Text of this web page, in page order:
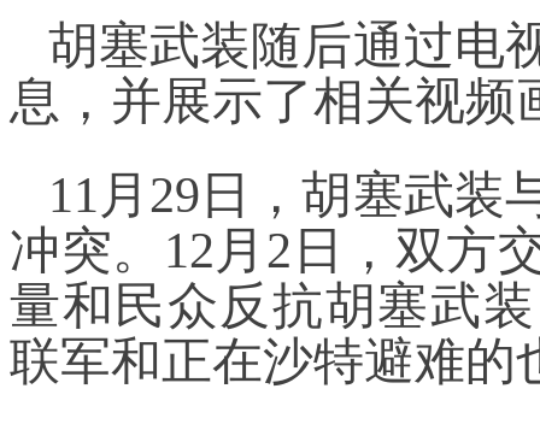
胡塞武装随后通过电
息，并展示了相关视频
11月29日，胡塞武装
冲突。12月2日，双方
量和民众反抗胡塞武
联军和正在沙特避难的